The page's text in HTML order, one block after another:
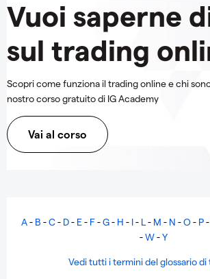
Vuoi saperne
sul trading
Scopri come funziona il trading online e chi
nostro corso gratuito di IG Academy
Vai al corso
A- B -C- D- E- F-G- H - I- L- M - N -O- P-
-W-Y
Vedi tutti i termini del glossario di